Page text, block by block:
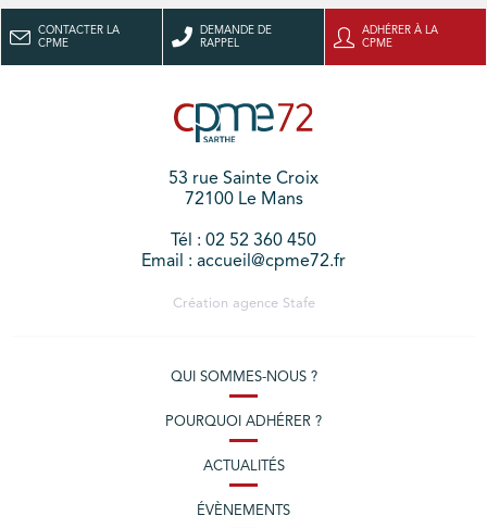
CONTACTER LA
CPME
DEMANDE DE
RAPPEL
ADHÉRER À LA
CPME
53 rue Sainte Croix
72100 Le Mans
Tél : 02 52 360 450
Email : accueil@cpme72.fr
Création agence Stafe
QUI SOMMES-NOUS ?
POURQUOI ADHÉRER ?
ACTUALITÉS
ÉVÈNEMENTS